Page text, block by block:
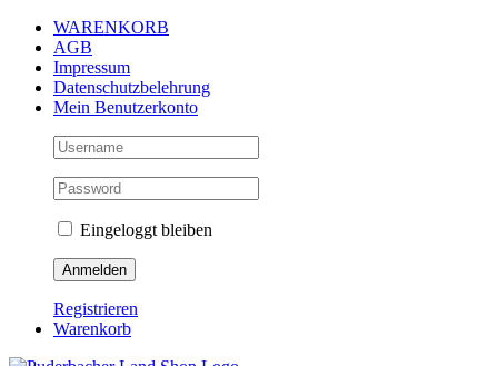
Zum
Inhalt
springen
WARENKORB
AGB
Impressum
Datenschutzbelehrung
Mein Benutzerkonto
Eingeloggt bleiben
Registrieren
Warenkorb